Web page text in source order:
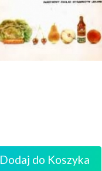
Dodaj do Koszyka